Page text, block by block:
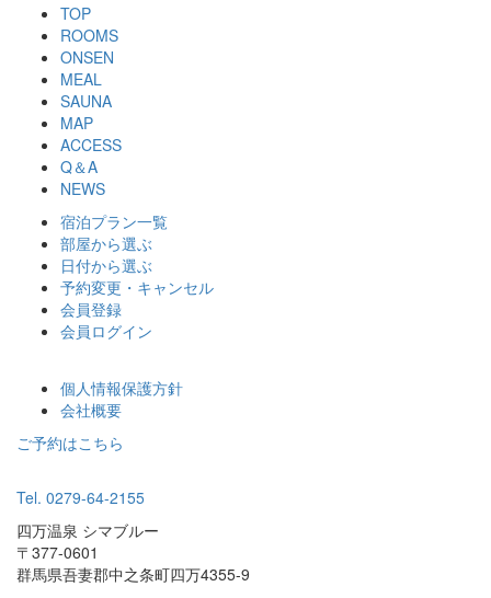
TOP
ROOMS
ONSEN
MEAL
SAUNA
MAP
ACCESS
Q＆A
NEWS
宿泊プラン一覧
部屋から選ぶ
日付から選ぶ
予約変更・キャンセル
会員登録
会員ログイン
個人情報保護方針
会社概要
ご予約はこちら
Tel. 0279-64-2155
四万温泉 シマブルー
〒377-0601
群馬県吾妻郡中之条町四万4355-9